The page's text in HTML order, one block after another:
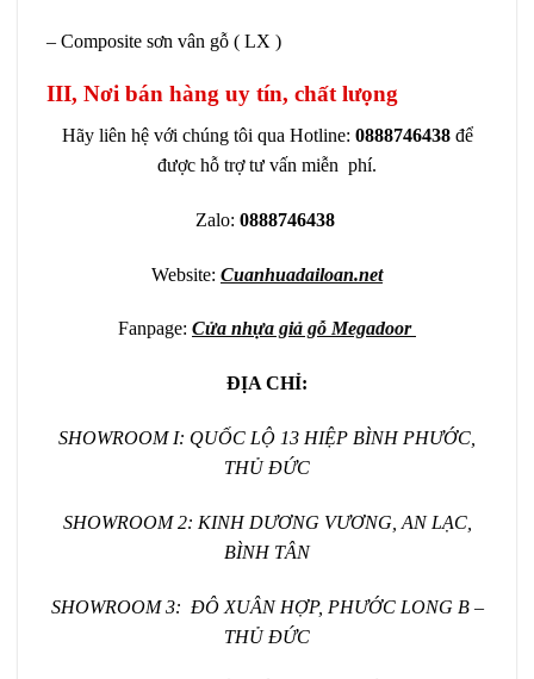
– Composite sơn vân gỗ ( LX )
III, Nơi bán hàng uy tín, chất lưọng
Hãy liên hệ với chúng tôi qua Hotline: 0888746438để
được hỗ trợ tư vấn miễn phí.
Zalo: 0888746438
Website: Cuanhuadailoan.net
Fanpage: Cửa nhựa giả gỗ Megadoor
ĐỊA CHỈ:
SHOWROOM I: QUỐC LỘ 13 HIỆP BÌNH PHƯỚC,
THỦ ĐỨC
SHOWROOM 2: KINH DƯƠNG VƯƠNG, AN LẠC,
BÌNH TÂN
SHOWROOM 3: ĐÔ XUÂN HỢP, PHƯỚC LONG B –
THỦ ĐỨC